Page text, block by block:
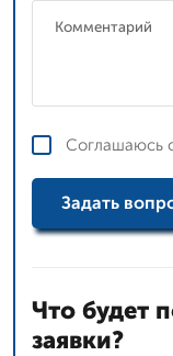
Соглашаюсь
Задать
Что будет
заявки?